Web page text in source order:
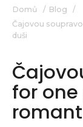
Domů / Blog
/
Čajovou
duši
for